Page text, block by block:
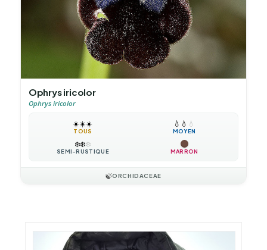
Ophrys iricolor
Ophrys iricolor
☀️☀️☀️
TOUS
💧 💧 💧
MOYEN
❄️❄️❄️
SEMI-RUSTIQUE MARRON
🍃ORCHIDACEAE